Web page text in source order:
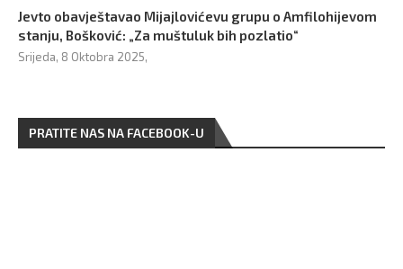
Jevto obavještavao Mijajlovićevu grupu o Amfilohijevom
stanju, Bošković: „Za muštuluk bih pozlatio“
Srijeda, 8 Oktobra 2025,
PRATITE NAS NA FACEBOOK-U